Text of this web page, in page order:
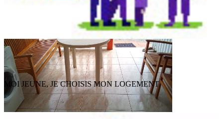
MOI JEUNE, JE CHOISIS MON LOGEMENT